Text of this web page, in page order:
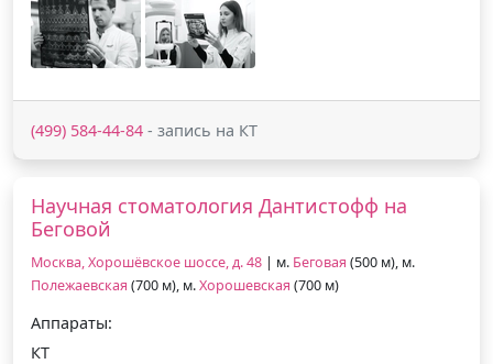
(499) 584-44-84 - запись на КТ
Научная стоматология Дантистофф на
Беговой
Москва, Хорошёвское шоссе, д. 48 | м. Беговая (500 м), м.
Полежаевская (700 м), м.Хорошевская (700 м)
Аппараты:
КТ